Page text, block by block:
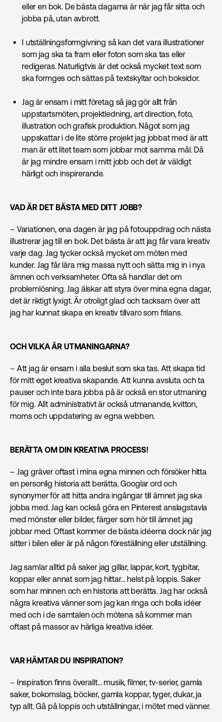
eller en bok. De bästa dagarna är när jag får sitta och
jobba på, utan avbrott.
I utställningsformgivning så kan det vara illustrationer
som jag ska ta fram eller foton som ska tas eller
redigeras. Naturligtvis är det också mycket text som
ska formges och sättas på textskyltar och boksidor.
Jag är ensam i mitt företag så jag gör allt från
uppstartsmöten, projektledning, art direction, foto,
illustration och grafisk produktion. Något som jag
uppskattar i de lite större projekt jag jobbat med är att
man är ett litet team som jobbar mot samma mål. Då
är jag mindre ensam i mitt jobb och det är väldigt
härligt och inspirerande.
VAD ÄR DET BÄSTA MED DITT JOBB?
– Variationen, ena dagen är jag på fotouppdrag och nästa
illustrerar jag till en bok. Det bästa är att jag får vara kreativ
varje dag. Jag tycker också mycket om möten med
kunder. Jag får lära mig massa nytt och sätta mig in i nya
ämnen och verksamheter. Ofta så handlar det om
problemlösning. Jag älskar att styra över mina egna dagar,
det är riktigt lyxigt. Är otroligt glad och tacksam över att
jag har kunnat skapa en kreativ tillvaro som frilans.
OCH VILKA ÄR UTMANINGARNA?
– Att jag är ensam i alla beslut som ska tas. Att skapa tid
för mitt eget kreativa skapande. Att kunna avsluta och ta
pauser och inte bara jobba på är också en stor utmaning
för mig. Allt administrativt är också utmanande, kvitton,
moms och uppdatering av egna webben.
BERÄTTA OM DIN KREATIVA PROCESS!
– Jag gräver oftast i mina egna minnen och försöker hitta
en personlig historia att berätta. Googlar ord och
synonymer för att hitta andra ingångar till ämnet jag ska
jobba med. Jag kan också göra en Pinterest anslagstavla
med mönster eller bilder, färger som hör till ämnet jag
jobbar med. Oftast kommer de bästa idéerna dock när jag
sitter i bilen eller är på någon föreställning eller utställning.
Jag samlar alltid på saker jag gillar, lappar, kort, tygbitar,
koppar eller annat som jag hittar… helst på loppis. Saker
som har minnen och en historia att berätta. Jag har också
några kreativa vänner som jag kan ringa och bolla idéer
med och i de samtalen och mötena så kommer man
oftast på massor av härliga kreativa idéer.
VAR HÄMTAR DU INSPIRATION?
– Inspiration finns överallt… musik, filmer, tv-serier, gamla
saker, bokomslag, böcker, gamla koppar, tyger, dukar, ja
typ allt. Gå på loppis och utställningar, i mötet med vänner.